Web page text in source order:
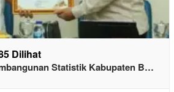
Dilihat
Statistik Kabupaten B…